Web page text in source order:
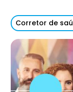
Corretor de